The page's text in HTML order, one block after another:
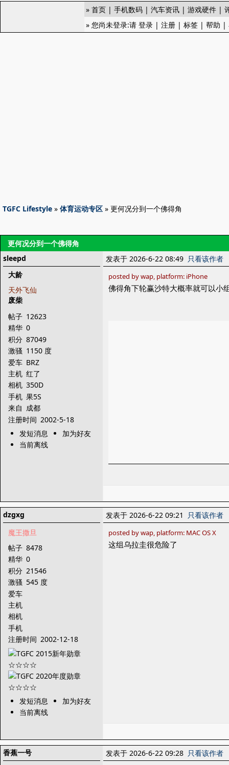
» 首页 | 手机数码 | 汽车资讯 | 游戏硬件 |
» 您尚未登录:请 登录 | 注册 | 标签 | 帮助 |
TGFC Lifestyle » 体育运动专区 » 更何况分到一个佛得角
更何况分到一个佛得角
sleepd
大龄
天外飞仙
废柴
帖子 12623
精华 0
积分 87049
激骚 1150 度
爱车 BRZ
主机 红了
相机 350D
手机 果5S
来自 成都
注册时间 2002-5-18
发短消息
加为好友
当前离线
发表于 2026-6-22 08:49 只看该作者
posted by wap, platform: iPhone
佛得角下轮赢沙特大概率就可以小
dzgxg
魔王撒旦
帖子 8478
精华 0
积分 21546
激骚 545 度
爱车
主机
相机
手机
注册时间 2002-12-18
发短消息
加为好友
当前离线
发表于 2026-6-22 09:21 只看该作者
posted by wap, platform: MAC OS X
这组乌拉圭很危险了
香蕉一号
发表于 2026-6-22 09:28 只看该作者